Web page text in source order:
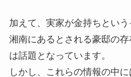
加えて、実家が金持ちとい
湘南にあるとされる豪邸の
は話題となっています。
しかし、これらの情報の中